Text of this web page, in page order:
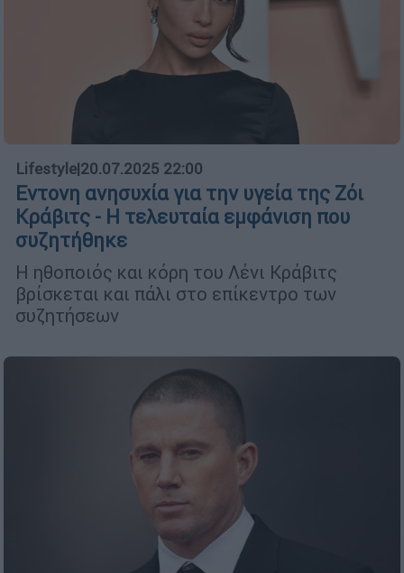
Lifestyle|20.07.2025 22:00
Εντονη ανησυχία για την υγεία της Ζόι
Κράβιτς - Η τελευταία εμφάνιση που
συζητήθηκε
Η ηθοποιός και κόρη του Λένι Κράβιτς
βρίσκεται και πάλι στο επίκεντρο των
συζητήσεων